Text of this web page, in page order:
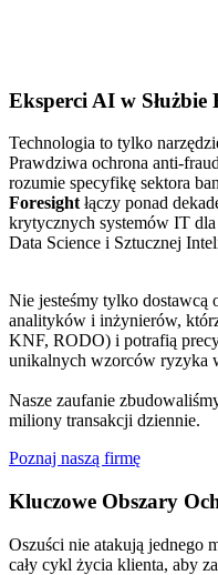
Eksperci AI w Służbie
Technologia to tylko
Prawdziwa ochrona anti-
rozumie specyfikę sektora
Foresight łączy ponad
krytycznych systemów IT
Data Science i Sztucznej
Nie jesteśmy tylko dostawcą
analityków i inżynierów,
KNF, RODO) i potrafią
unikalnych wzorców ryzyka
Nasze zaufanie
miliony transakcji dziennie.
Poznaj naszą firmę
Kluczowe Obszary
Oszuści nie atakują jednego
cały cykl życia klienta, aby